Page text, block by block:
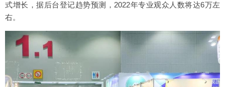
式增长，据后台登记趋势预测，2022年专业观众人数将达6万左
右。